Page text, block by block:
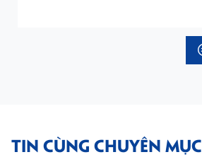
TIN CÙNG CHUYÊN MỤC